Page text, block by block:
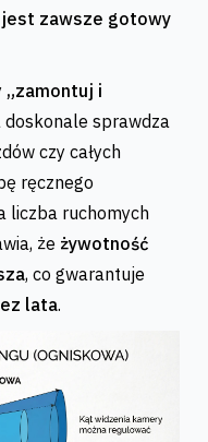
zawsze gotowy
„zamontuj i
doskonale sprawdza
czy całych
ręcznego
liczba ruchomych
że żywotność
, co gwarantuje
lata.